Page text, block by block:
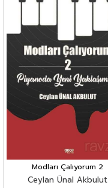
Modları Çalıyorum 2
Ceylan Ünal Akbulut